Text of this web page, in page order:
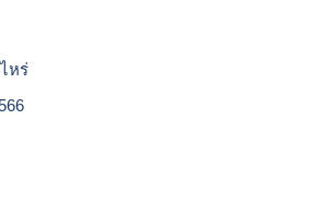
หร่